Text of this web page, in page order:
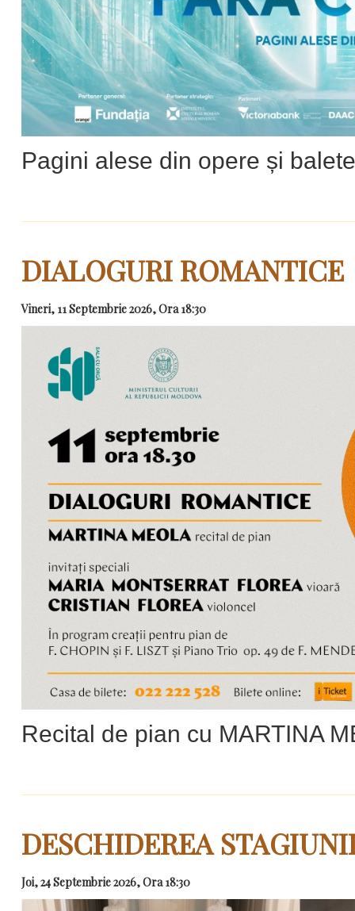
Pagini alese din opere și balete
DIALOGURI ROMANTICE
Vineri, 11 Septembrie 2026, Ora 18:30
Recital de pian cu MARTINA
DESCHIDEREA
Joi, 24 Septembrie 2026, Ora 18:30